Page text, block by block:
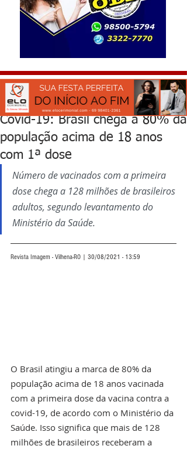
Covid-19: Brasil chega a 80% da
população acima de 18 anos
com 1ª dose
Número de vacinados com a primeira
dose chega a 128 milhões de brasileiros
adultos, segundo levantamento do
Ministério da Saúde.
Revista Imagem - Vilhena-RO | 30/08/2021 - 13:59
O Brasil atingiu a marca de 80% da
população acima de 18 anos vacinada
com a primeira dose da vacina contra a
covid-19, de acordo com o Ministério da
Saúde. Isso significa que mais de 128
milhões de brasileiros receberam a